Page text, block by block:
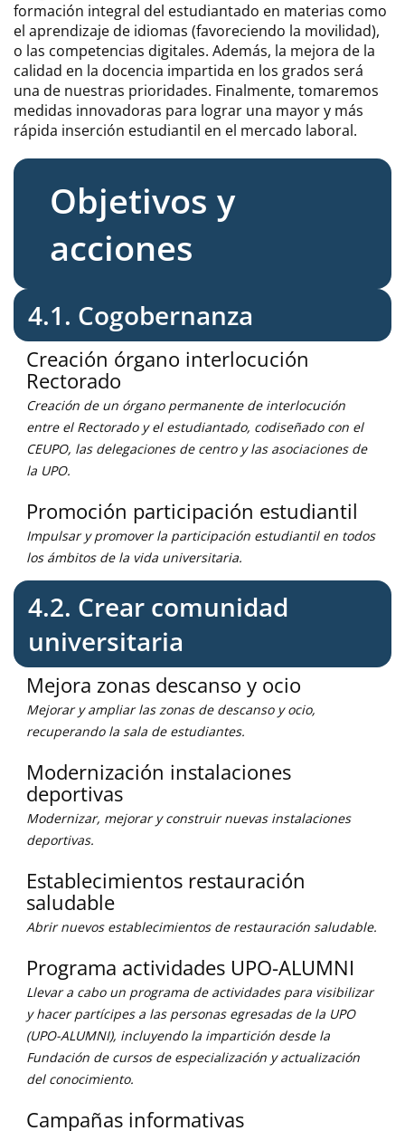
formación integral del estudiantado en materias como
el aprendizaje de idiomas (favoreciendo la movilidad),
o las competencias digitales. Además, la mejora de la
calidad en la docencia impartida en los grados será
una de nuestras prioridades. Finalmente, tomaremos
medidas innovadoras para lograr una mayor y más
rápida inserción estudiantil en el mercado laboral.
Objetivos y
acciones
4.1. Cogobernanza
Creación órgano interlocución
Rectorado
Creación de un órgano permanente de interlocución
entre el Rectorado y el estudiantado, codiseñado con el
CEUPO, las delegaciones de centro y las asociaciones de
la UPO.
Promoción participación estudiantil
Impulsar y promover la participación estudiantil en todos
los ámbitos de la vida universitaria.
4.2. Crear comunidad
universitaria
Mejora zonas descanso y ocio
Mejorar y ampliar las zonas de descanso y ocio,
recuperando la sala de estudiantes.
Modernización instalaciones
deportivas
Modernizar, mejorar y construir nuevas instalaciones
deportivas.
Establecimientos restauración
saludable
Abrir nuevos establecimientos de restauración saludable.
Programa actividades UPO-ALUMNI
Llevar a cabo un programa de actividades para visibilizar
y hacer partícipes a las personas egresadas de la UPO
(UPO-ALUMNI), incluyendo la impartición desde la
Fundación de cursos de especialización y actualización
del conocimiento.
Campañas informativas